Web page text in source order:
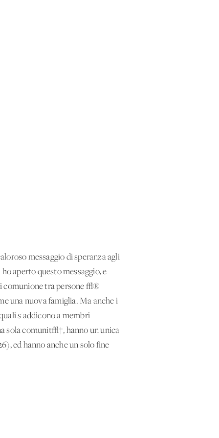
messaggio di speranza agli
aperto questo messaggio, e
comunione tra persone √®
una nuova famiglia. Ma anche i
s'addicono a membri
sola comunit√†, hanno un'unica
ed hanno anche un solo fine